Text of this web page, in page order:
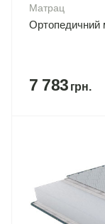
Матрац
Ортопедичний
7 783